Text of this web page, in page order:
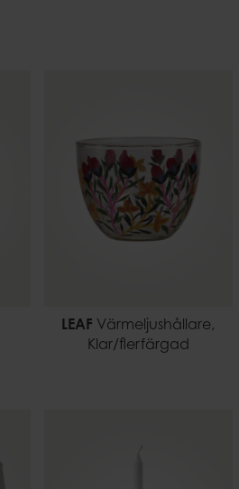
LEAF Värmeljushållare,
Klar/flerfärgad